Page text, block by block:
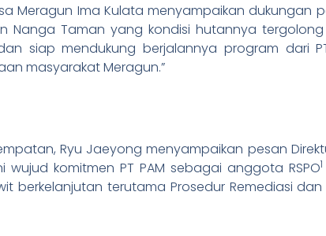
Meragun Ima Kulata menyampaikan dukungan
Nanga Taman yang kondisi hutannya
siap mendukung berjalannya program dari
masyarakat Meragun.”
Ryu Jaeyong menyampaikan pesan
wujud komitmen PT PAM sebagai anggota RSPO1
berkelanjutan terutama Prosedur Remediasi